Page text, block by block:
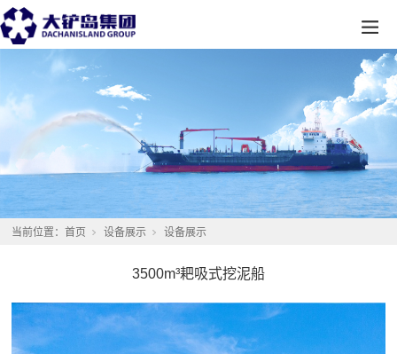
当前位置：首页 设备展示 设备展示
3500m³耙吸式挖泥船